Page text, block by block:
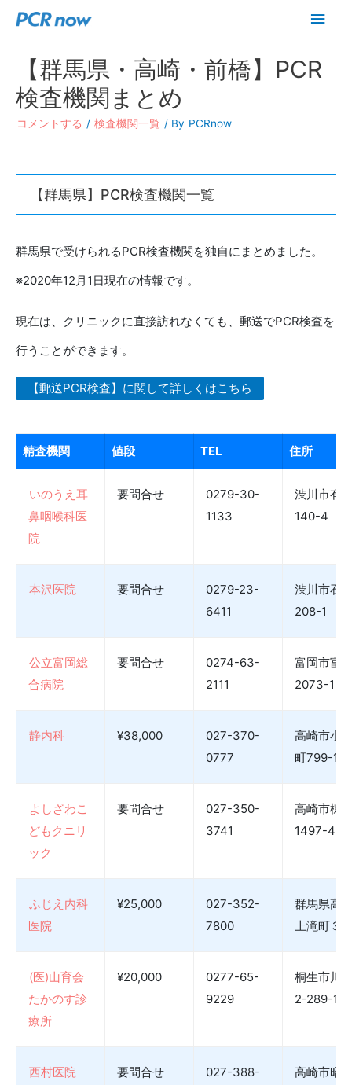
メ
ン
ー
【群馬県・高崎・前橋】PCR
検査機関まとめ
コメントする / 検査機関一覧 / By PCRnow
【群馬県】PCR検査機関一覧
群馬県で受けられるPCR検査機関を独自にまとめました。
※2020年12月1日現在の情報です。
現在は、クリニックに直接訪れなくても、郵送でPCR検査を
行うことができます。
【郵送PCR検査】に関して詳しくはこちら
精査機関 値段 TEL 住所
いのうえ耳
鼻咽喉科医
院
要問合せ
0279-30-
1133
渋川市有
140-4
本沢医院 要問合せ
0279-23-
6411
渋川市石
208-1
公立富岡総
合病院
要問合せ
0274-63-
2111
富岡市富
2073-1
静内科 ¥38,000
027-370-
0777
高崎市小
町799-1
よしざわこ
どもクニリ
ック
要問合せ
027-350-
3741
高崎市棟
1497-4
ふじえ内科
医院
¥25,000
027-352-
7800
群馬県高
上滝町３
(医)山育会
たかのす診
療所
¥20,000
0277-65-
9229
桐生市川
2-289-1
西村医院 要問合せ
027-388-
高崎市昭